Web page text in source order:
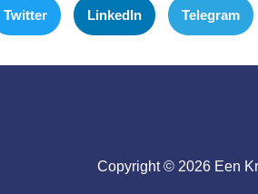
Twitter LinkedIn Telegram
Copyright © 2026 Een